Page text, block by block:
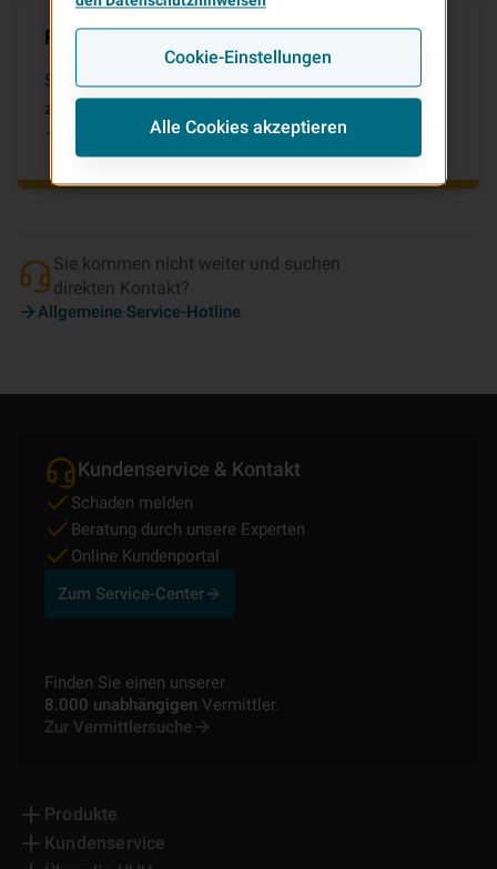
Fragen zu bestehenden Verträgen
Sie sind schon Kunde der VHV und benötigen Hilfe
zu Ihren bestehenden Verträgen?
Bestandskunden-Services
Sie kommen nicht weiter und suchen
direkten Kontakt?
Allgemeine Service-Hotline
Kundenservice & Kontakt
Schaden melden
Beratung durch unsere Experten
Online Kundenportal
Zum Service-Center
Finden Sie einen unserer
8.000 unabhängigen Vermittler.
Zur Vermittlersuche
Produkte
Kundenservice
Cookie-Einstellungen
Alle Cookies akzeptieren